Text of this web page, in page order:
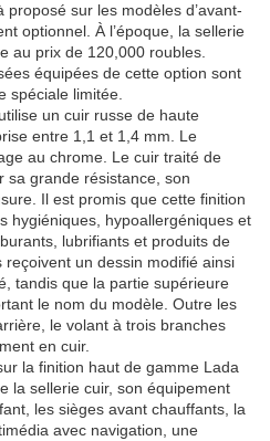
proposé sur les modèles d’avant-
optionnel. À l’époque, la sellerie
au prix de 120,000 roubles.
équipées de cette option sont
spéciale limitée.
un cuir russe de haute
entre 1,1 et 1,4 mm. Le
au chrome. Le cuir traité de
sa grande résistance, son
Il est promis que cette finition
hygiéniques, hypoallergéniques et
lubrifiants et produits de
un dessin modifié ainsi
tandis que la partie supérieure
le nom du modèle. Outre les
le volant à trois branches
en cuir.
la finition haut de gamme Lada
la sellerie cuir, son équipement
les sièges avant chauffants, la
avec navigation, une